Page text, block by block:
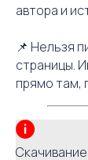
автора и
📌 Нельзя
страницы.
прямо там,